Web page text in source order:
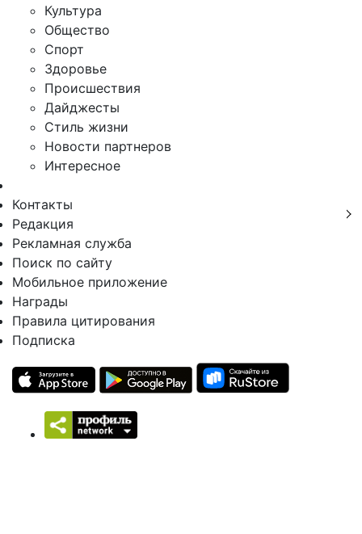
Культура
Общество
Спорт
Здоровье
Происшествия
Дайджесты
Стиль жизни
Новости партнеров
Интересное
Контакты
Редакция
Рекламная служба
Поиск по сайту
Мобильное приложение
Награды
Правила цитирования
Подписка